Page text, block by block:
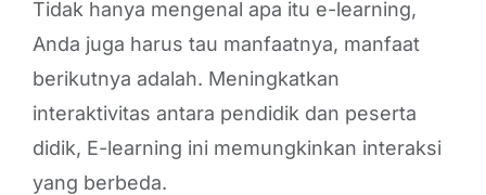
Tidak hanya mengenal apa itu e-learning,
Anda juga harus tau manfaatnya, manfaat
berikutnya adalah. Meningkatkan
interaktivitas antara pendidik dan peserta
didik, E-learning ini memungkinkan interaksi
yang berbeda.